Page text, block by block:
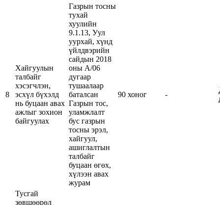
8
Хайгуулын
талбайг
хэсэгчлэн,
эсхүл бүхэлд
нь буцаан авах
ажлыг зохион
байгуулах
Газрын тосны
тухай
хуулийн
9.1.13, Уул
уурхай, хүнд
үйлдвэрийн
сайдын 2018
оны А/06
дугаар
тушаалаар
баталсан
Газрын тос,
уламжлалт
бус газрын
тосны эрэл,
хайгуул,
ашиглалтын
талбайг
буцаан өгөх,
хүлээн авах
журам
90 хоног -
Тусгай
зөвшөөрөл